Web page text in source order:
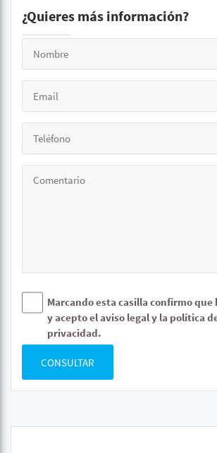
¿Quieres más información?
Marcando esta casilla confirmo que
y acepto el aviso legal y la política
privacidad.
CONSULTAR